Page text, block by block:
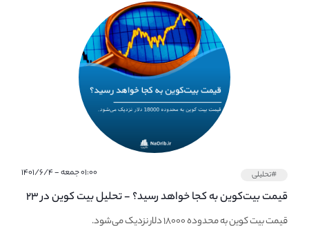
#تحلیلی ۰۱:۰۰ جمعه - ۱۴۰۱/۶/۴
قیمت بیت‌کوین به کجا خواهد رسید؟ - تحلیل بیت کوین در ۲۳
مهر ماه
قیمت بیت کوین به محدوده ۱۸۰۰۰ دلار نزدیک می‌شود.